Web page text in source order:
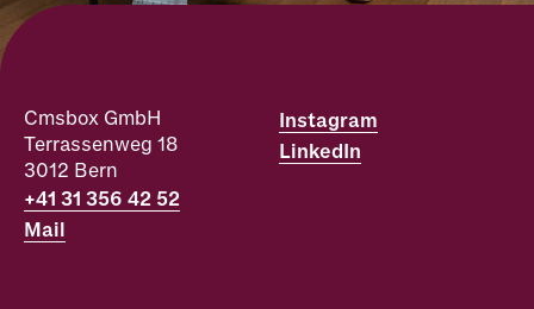
Cmsbox GmbH
Terrassenweg 18
3012 Bern
+41 31 356 42 52
Mail
Instagram
LinkedIn